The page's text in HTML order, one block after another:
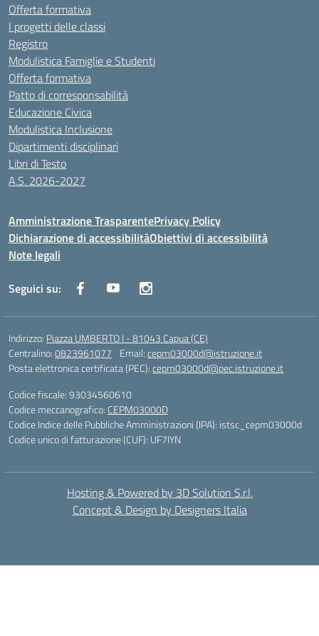
Offerta formativa
I progetti delle classi
Registro
Modulistica Famiglie e Studenti
Offerta formativa
Patto di corresponsabilità
Educazione Civica
Modulistica Inclusione
Dipartimenti disciplinari
Libri di Testo
A.S. 2026-2027
Amministrazione TrasparentePrivacy Policy
Dichiarazione di accessibilitàObiettivi di accessibilità
Note legali
Seguici su:
Indirizzo: Piazza UMBERTO I - 81043 Capua (CE)
Centralino:0823961077 Email:cepm03000d@istruzione.it
Posta elettronica certificata (PEC):cepm03000d@pec.istruzione.it
Codice fiscale: 93034560610
Codice meccanografico: CEPM03000D
Codice Indice delle Pubbliche Amministrazioni (IPA): istsc_cepm03000d
Codice unico di fatturazione (CUF): UF7IYN
Hosting & Powered by 3D Solution S.r.l.
Concept & Design by Designers Italia